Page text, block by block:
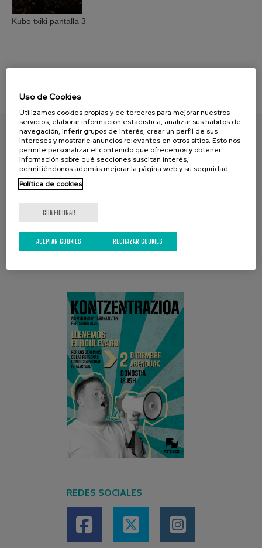
Kubo txiki pantalla 3
ENCUENTRA TU PAPEL
REDES SOCIALES
Uso de Cookies
Utilizamos cookies propias y de terceros para mejorar nuestros
servicios, elaborar información estadística, analizar sus hábitos de
navegación, inferir grupos de interés, crear un perfil de sus
intereses y mostrarle anuncios relevantes en otros sitios. Esto nos
permite personalizar el contenido que ofrecemos y obtener
información sobre qué secciones suscitan interés,
permitiéndonos además mejorar la página web y su seguridad.
Política de cookies
CONFIGURAR
RECHAZAR COOKIES
ACEPTAR COOKIES